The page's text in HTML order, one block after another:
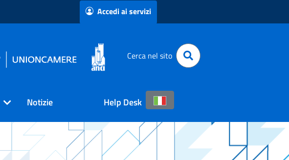
Accedi ai servizi
Cerca nel sito
Notizie Help Desk